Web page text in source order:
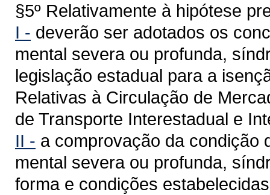
§5º Relativamente à hipótese
I - deverão ser adotados os
mental severa ou profunda,
legislação estadual para a
Relativas à Circulação de
de Transporte Interestadual e
II - a comprovação da condição
mental severa ou profunda,
forma e condições